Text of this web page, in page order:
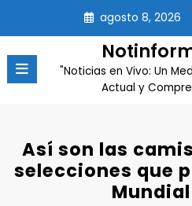
contenido
agosto 8, 2026
"Noticias en Vivo: Un
Actual y
Así son las
selecciones que